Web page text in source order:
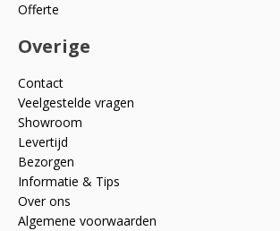
Offerte
Overige
Contact
Veelgestelde vragen
Showroom
Levertijd
Bezorgen
Informatie & Tips
Over ons
Algemene voorwaarden